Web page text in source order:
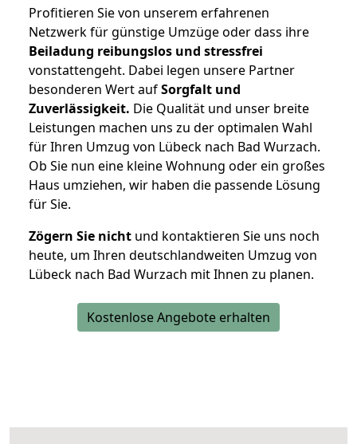
Profitieren Sie von unserem erfahrenen
Netzwerk für günstige Umzüge oder dass ihre
Beiladung reibungslos und stressfrei
vonstattengeht. Dabei legen unsere Partner
besonderen Wert aufSorgfalt und
Zuverlässigkeit. Die Qualität und unser breite
Leistungen machen uns zu der optimalen Wahl
für Ihren Umzug von Lübeck nach Bad Wurzach.
Ob Sie nun eine kleine Wohnung oder ein großes
Haus umziehen, wir haben die passende Lösung
für Sie.
Zögern Sie nicht und kontaktieren Sie uns noch
heute, um Ihren deutschlandweiten Umzug von
Lübeck nach Bad Wurzach mit Ihnen zu planen.
Kostenlose Angebote erhalten